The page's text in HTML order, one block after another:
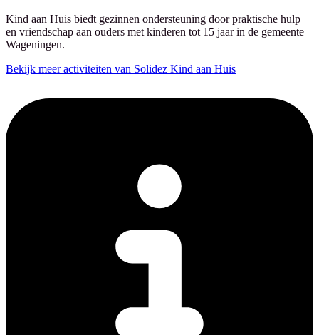
Kind aan Huis biedt gezinnen ondersteuning door praktische hulp
en vriendschap aan ouders met kinderen tot 15 jaar in de gemeente
Wageningen.
Bekijk meer activiteiten van Solidez Kind aan Huis